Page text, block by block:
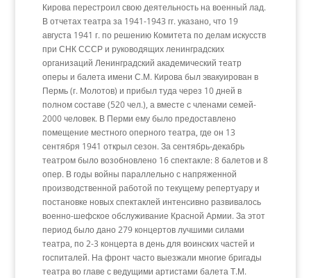
Кирова перестроил свою деятельность на военный лад.
В отчетах театра за 1941-1943 гг. указано, что 19
августа 1941 г. по решению Комитета по делам искусств
при СНК СССР и руководящих ленинградских
организаций Ленинградский академический театр
оперы и балета имени С.М. Кирова был эвакуирован в
Пермь (г. Молотов) и прибыл туда через 10 дней в
полном составе (520 чел.), а вместе с членами семей-
2000 человек. В Перми ему было предоставлено
помещение местного оперного театра, где он 13
сентября 1941 открыл сезон. За сентябрь-декабрь
театром было возобновлено 16 спектакле: 8 балетов и 8
опер. В годы войны параллельно с напряженной
производственной работой по текущему репертуару и
постановке новых спектаклей интенсивно развивалось
военно-шефское обслуживание Красной Армии. За этот
период было дано 279 концертов лучшими силами
театра, по 2-3 концерта в день для воинских частей и
госпиталей. На фронт часто выезжали многие бригады
театра во главе с ведущими артистами балета Т.М.